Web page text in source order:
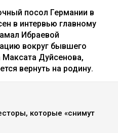
посол Германии в
в интервью главному
Ибраевой
вокруг бывшего
Максата Дуйсенова,
вернуть на родину.
которые «снимут